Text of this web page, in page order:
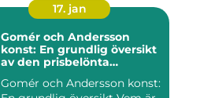
17. jan
Gomér och Andersson
konst: En grundlig översikt
av den prisbelönta
Gomér och Andersson konst: